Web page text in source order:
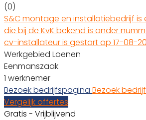
(0)
S&C montage en installatiebedrijf is
die bij de KvK bekend is onder
cv-installateur is gestart op 17-08-
Werkgebied Loenen
Eenmanszaak
1 werknemer
Bezoek bedrijfspagina Bezoek
Vergelijk offertes
Gratis - Vrijblijvend